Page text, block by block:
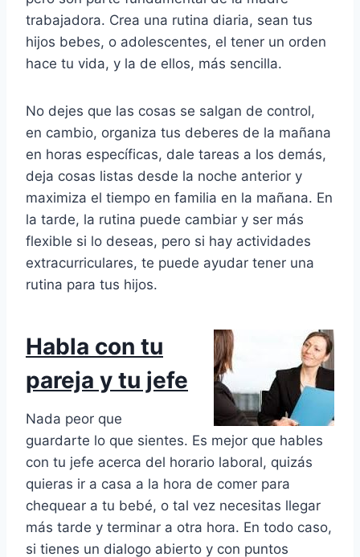
trabajadora. Crea una rutina diaria, sean tus
hijos bebes, o adolescentes, el tener un orden
hace tu vida, y la de ellos, más sencilla.
No dejes que las cosas se salgan de control,
en cambio, organiza tus deberes de la mañana
en horas específicas, dale tareas a los demás,
deja cosas listas desde la noche anterior y
maximiza el tiempo en familia en la mañana. En
la tarde, la rutina puede cambiar y ser más
flexible si lo deseas, pero si hay actividades
extracurriculares, te puede ayudar tener una
rutina para tus hijos.
Habla con tu
pareja y tu jefe
Nada peor que
guardarte lo que sientes. Es mejor que hables
con tu jefe acerca del horario laboral, quizás
quieras ir a casa a la hora de comer para
chequear a tu bebé, o tal vez necesitas llegar
más tarde y terminar a otra hora. En todo caso,
si tienes un dialogo abierto y con puntos